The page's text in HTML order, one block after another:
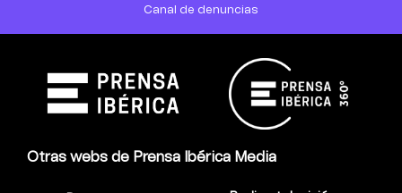
Canal de denuncias
Otras webs de Prensa Ibérica Media